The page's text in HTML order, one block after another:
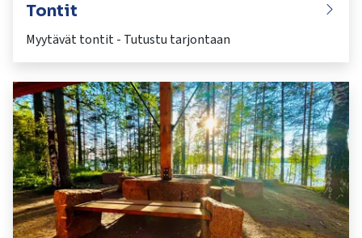
Tontit
Myytävät tontit - Tutustu tarjontaan